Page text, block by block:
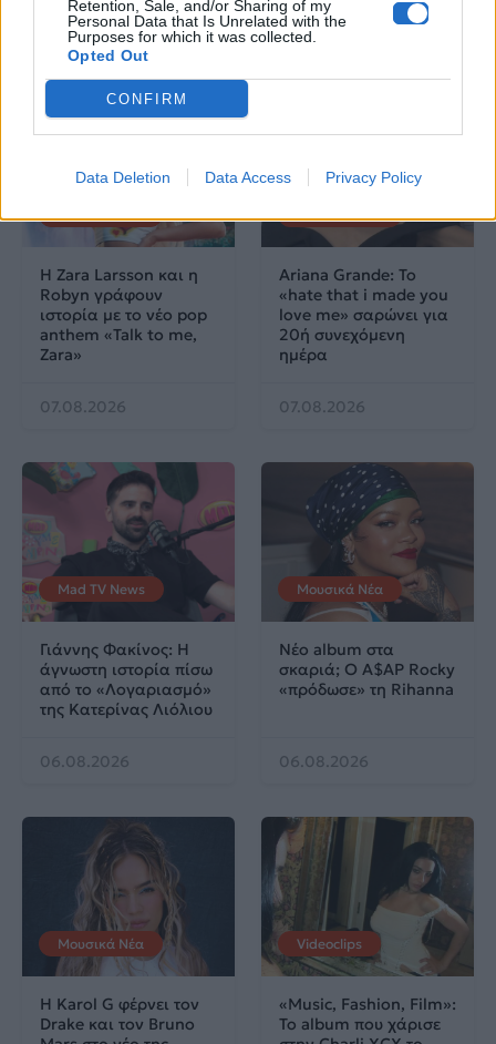
Retention, Sale, and/or Sharing of my
Personal Data that Is Unrelated with the
Purposes for which it was collected.
Opted Out
CONFIRM
Data Deletion Data Access Privacy Policy
07.08.2026 07.08.2026
Μουσικά Νέα
Η Zara Larsson και η
Robyn γράφουν
ιστορία με το νέο pop
anthem «Talk to me,
Zara»
07.08.2026
Μουσικά Νέα
Ariana Grande: Το
«hate that i made you
love me» σαρώνει για
20ή συνεχόμενη
ημέρα
07.08.2026
Mad TV News
Γιάννης Φακίνος: Η
άγνωστη ιστορία πίσω
από το «Λογαριασμό»
της Κατερίνας Λιόλιου
06.08.2026
Μουσικά Νέα
Νέο album στα
σκαριά; Ο A$AP Rocky
«πρόδωσε» τη Rihanna
06.08.2026
Μουσικά Νέα
Η Karol G φέρνει τον
Drake και τον Bruno
Videoclips
«Music, Fashion, Film»:
Το album που χάρισε